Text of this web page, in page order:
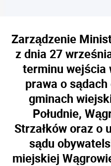
Zarządzenie
z dnia 27
terminu wejścia
prawa o
gminach
Południe,
Strzałków oraz o
sądu
miejskiej